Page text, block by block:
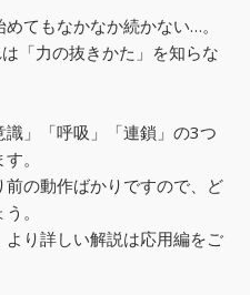
てもなかなか続かない…。
「力の抜きかた」を知らな
」「呼吸」「連鎖」の3つ
。
の動作ばかりですので、ど
。
り詳しい解説は応用編をご